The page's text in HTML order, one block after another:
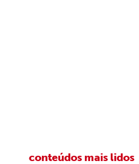
conteúdos mais lidos